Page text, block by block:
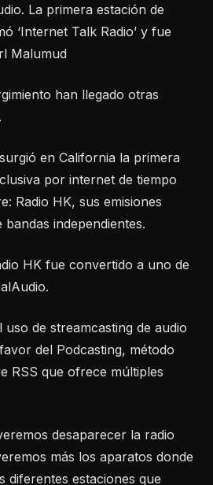
La primera estación de
‘Internet Talk Radio’ y fue
Malumud
han llegado otras
en California la primera
por internet de tiempo
Radio HK, sus emisiones
independientes.
HK fue convertido a uno de
de streamcasting de audio
del Podcasting, método
RSS que ofrece múltiples
desaparecer la radio
más los aparatos donde
diferentes estaciones que